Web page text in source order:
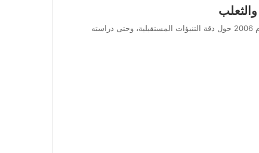
منذ طرح Philip E. Tetlock دراسته في جامعة برينستون في عام 2006 حول دقة التنبؤات المستقبلية، وحتى دراسته